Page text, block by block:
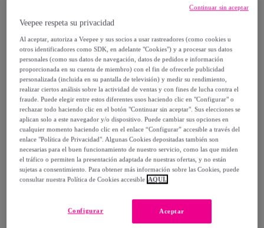
Motivi - Chaleco en sarga de viscosa con
estampado de flores - Gris
Desde
34,00 €
85, €
-60%
Guía de tallas
Vendido porMiroglio Fashion
Veepee respeta su privacidad
Al aceptar, autoriza a Veepee y sus socios a usar rastreadores (como cookies u
otros identificadores como SDK, en adelante "Cookies") y a procesar sus datos
personales (como sus datos de navegación, datos de pedidos e información
proporcionada en su cuenta de miembro) con el fin de ofrecerle publicidad
personalizada (incluida en su pantalla de televisión) y medir su rendimiento,
realizar ciertos análisis sobre la actividad de ventas y con fines de lucha contra el
fraude. Puede elegir entre estos diferentes usos haciendo clic en "Configurar" o
rechazar todo haciendo clic en el botón "Continuar sin aceptar". Sus elecciones se
aplican solo a este navegador y/o dispositivo. Puede cambiar sus opciones en
cualquier momento haciendo clic en el enlace “Configurar” accesible a través del
enlace "Política de Privacidad". Algunas Cookies depositadas también son
necesarias para el buen funcionamiento de nuestro servicio, como las que miden
el tráfico o permiten la presentación adaptada de nuestras ofertas, y no están
sujetas a consentimiento. Para obtener más información sobre las Cookies, puede
consultar nuestra Política de Cookies accesible AQUÍ.
Aceptar
Configurar
Continuar sin aceptar